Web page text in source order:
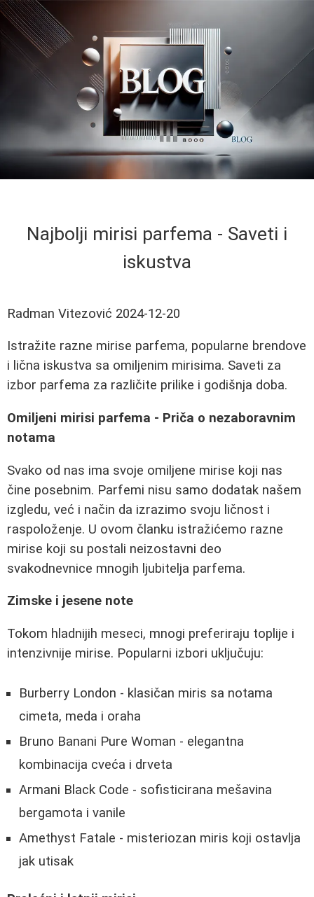
Najbolji mirisi parfema - Saveti i
iskustva
Radman Vitezović 2024-12-20
Istražite razne mirise parfema, popularne brendove
i lična iskustva sa omiljenim mirisima. Saveti za
izbor parfema za različite prilike i godišnja doba.
Omiljeni mirisi parfema - Priča o nezaboravnim
notama
Svako od nas ima svoje omiljene mirise koji nas
čine posebnim. Parfemi nisu samo dodatak našem
izgledu, već i način da izrazimo svoju ličnost i
raspoloženje. U ovom članku istražićemo razne
mirise koji su postali neizostavni deo
svakodnevnice mnogih ljubitelja parfema.
Zimske i jesene note
Tokom hladnijih meseci, mnogi preferiraju toplije i
intenzivnije mirise. Popularni izbori uključuju:
Burberry London - klasičan miris sa notama
cimeta, meda i oraha
Bruno Banani Pure Woman - elegantna
kombinacija cveća i drveta
Armani Black Code - sofisticirana mešavina
bergamota i vanile
Amethyst Fatale - misteriozan miris koji ostavlja
jak utisak